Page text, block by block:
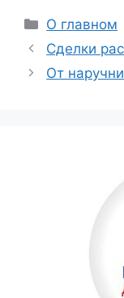
Categories
О главном
Сделки
От